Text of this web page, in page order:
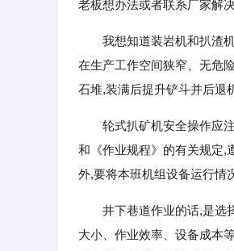
老板想办法或者联系厂家解
我想知道装岩机和扒渣
在生产工作空间狭窄、无危
石堆,装满后提升铲斗并后退
轮式扒矿机安全操作应
和《作业规程》的有关规定,
外,要将本班机组设备运行情
井下巷道作业的话,是选
大小、作业效率、设备成本